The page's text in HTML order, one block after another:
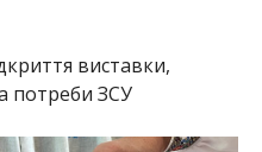
виставки,
потреби ЗСУ